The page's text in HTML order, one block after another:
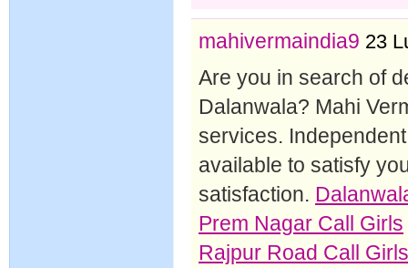
mahivermaindia9 23
Are you in search of
Dalanwala? Mahi
services.
available to satisfy
satisfaction.
Prem Nagar Call Girls
Rajpur Road Call Girls